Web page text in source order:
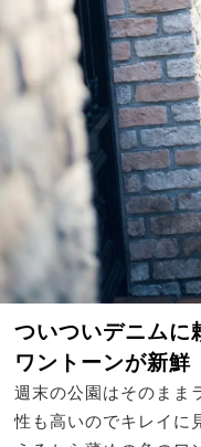
ついついデニムに
ワントーンが新鮮
週末の公園はそのまま
性も高いのでキレイに